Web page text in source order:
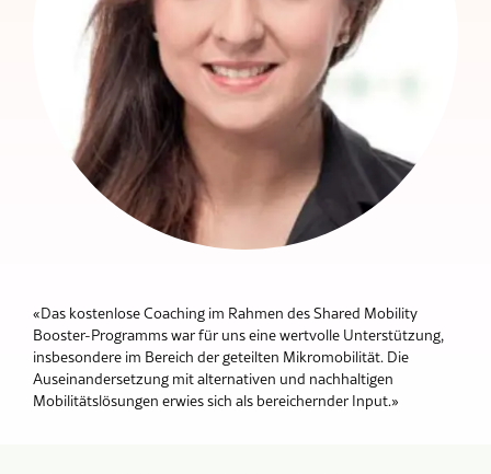
«Das kostenlose Coaching im Rahmen des Shared Mobility
Booster-Programms war für uns eine wertvolle Unterstützung,
insbesondere im Bereich der geteilten Mikromobilität. Die
Auseinandersetzung mit alternativen und nachhaltigen
Mobilitätslösungen erwies sich als bereichernder Input.»